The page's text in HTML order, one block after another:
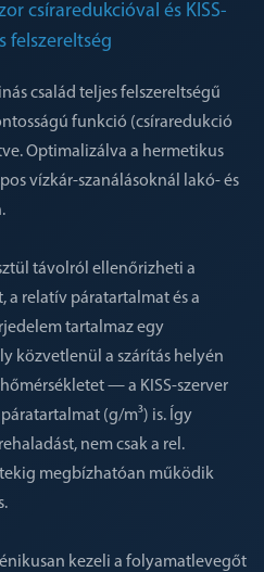
csíraredukcióval és KISS-
család teljes felszereltségű
funkció (csíraredukció
Optimalizálva a hermetikus
vízkár-szanálásoknál lakó- és
távolról ellenőrizheti a
a relatív páratartalmat és a
tartalmaz egy
közvetlenül a szárítás helyén
— a KISS-szerver
(g/m³) is. Így
nem csak a rel.
megbízhatóan működik
kezeli a folyamatlevegőt